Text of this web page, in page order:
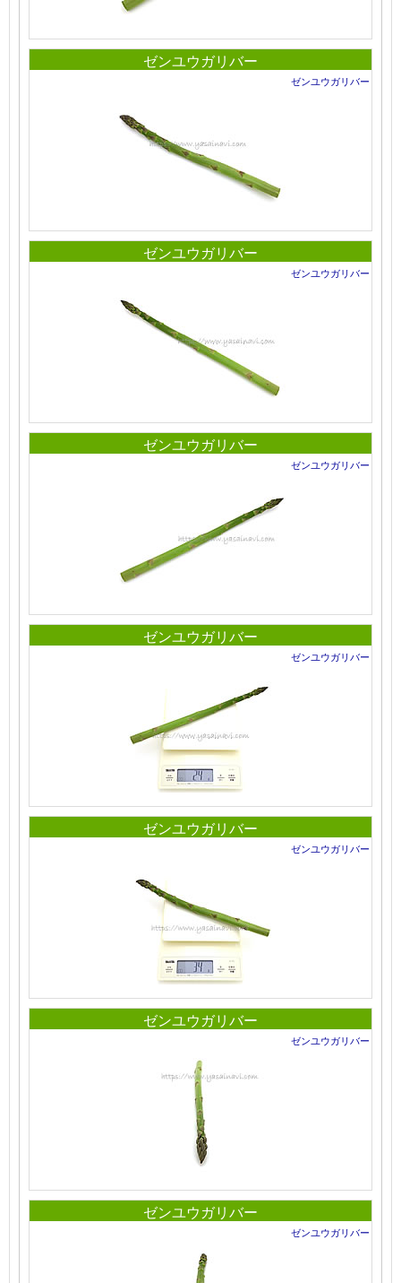
ゼンユウガリバー
ゼンユウガリバー
ゼンユウガリバー
ゼンユウガリバー
ゼンユウガリバー
ゼンユウガリバー
ゼンユウガリバー
ゼンユウガリバー
ゼンユウガリバー
ゼンユウガリバー
ゼンユウガリバー
ゼンユウガリバー
ゼンユウガリバー
ゼンユウガリバー